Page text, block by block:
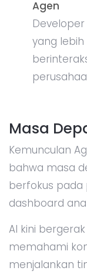
Agen
yang
Masa
Kemunculan
bahwa masa
berfokus
dashboard
AI kini
memahami
menjalankan